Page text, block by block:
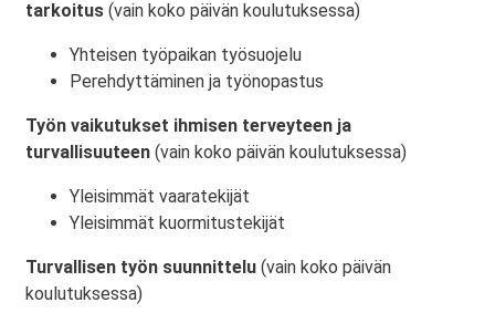
tarkoitus (vain koko päivän koulutuksessa)
Yhteisen työpaikan työsuojelu
Perehdyttäminen ja työnopastus
Työn vaikutukset ihmisen terveyteen ja
turvallisuuteen (vain koko päivän koulutuksessa)
Yleisimmät vaaratekijät
Yleisimmät kuormitustekijät
Turvallisen työn suunnittelu (vain koko päivän
koulutuksessa)